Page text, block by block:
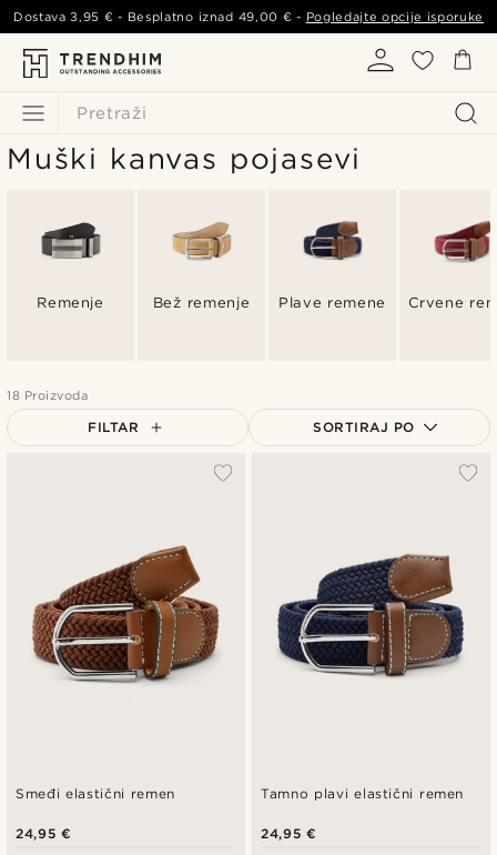
Pretraži
Dostava3,95 € - Besplatno iznad 49,00 € - Pogledajte opcije isporuke
Muški kanvas pojasevi
Remenje Bež remenje Plave remene Crvene
18 Proizvoda
FILTAR SORTIRAJ PO
Najviša cijena
Smeđi elastični remen
24,95 €
Tamno plavi elastični remen
24,95 €